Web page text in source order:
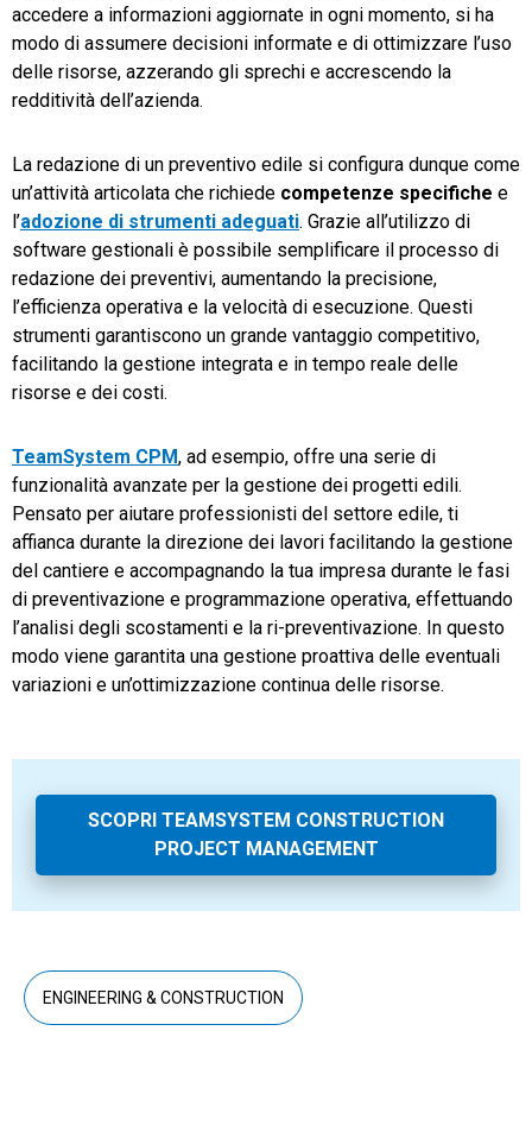
accedere a informazioni aggiornate in ogni momento, si ha
modo di assumere decisioni informate e di ottimizzare l’uso
delle risorse, azzerando gli sprechi e accrescendo la
redditività dell’azienda.
La redazione di un preventivo edile si configura dunque come
un’attività articolata che richiede competenze specifiche e
l’adozione di strumenti adeguati. Grazie all’utilizzo di
software gestionali è possibile semplificare il processo di
redazione dei preventivi, aumentando la precisione,
l’efficienza operativa e la velocità di esecuzione. Questi
strumenti garantiscono un grande vantaggio competitivo,
facilitando la gestione integrata e in tempo reale delle
risorse e dei costi.
TeamSystem CPM, ad esempio, offre una serie di
funzionalità avanzate per la gestione dei progetti edili.
Pensato per aiutare professionisti del settore edile, ti
affianca durante la direzione dei lavori facilitando la gestione
del cantiere e accompagnando la tua impresa durante le fasi
di preventivazione e programmazione operativa, effettuando
l’analisi degli scostamenti e la ri-preventivazione. In questo
modo viene garantita una gestione proattiva delle eventuali
variazioni e un’ottimizzazione continua delle risorse.
SCOPRI TEAMSYSTEM CONSTRUCTION
PROJECT MANAGEMENT
ENGINEERING & CONSTRUCTION